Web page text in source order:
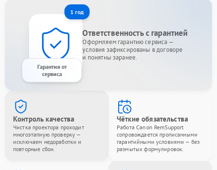
1 год
Гарантия от
сервиса
Ответственность с гарантией
Оформляем гарантию сервиса —
условия зафиксированы в договоре
и понятны заранее.
Контроль качества
Чистка проектора проходит
многоэтапную проверку —
исключаем недоработки и
повторные сбои.
Чёткие обязательства
Работа Canon RemSupport
сопровождается прописанными
гарантийными условиями — без
размытых формулировок.